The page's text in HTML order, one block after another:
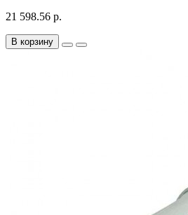
21 598.56 р.
В корзину